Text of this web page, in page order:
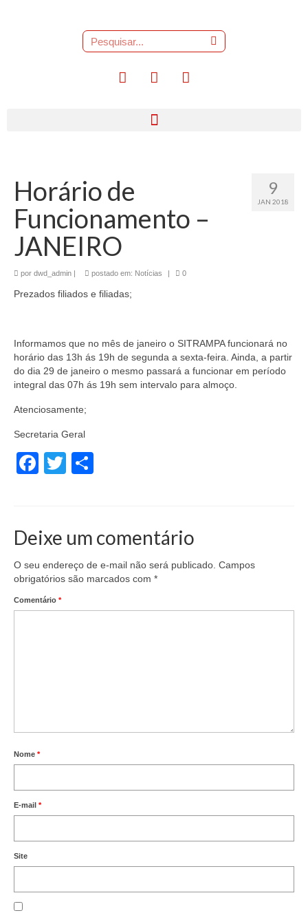
9
JAN 2018
Horário de
Funcionamento –
JANEIRO
por dwd_admin postado em: Notícias 0
Prezados filiados e filiadas;
Informamos que no mês de janeiro o SITRAMPA funcionará no
horário das 13h ás 19h de segunda a sexta-feira. Ainda, a partir
do dia 29 de janeiro o mesmo passará a funcionar em período
integral das 07h ás 19h sem intervalo para almoço.
Atenciosamente;
Secretaria Geral
Facebook
Twitter
Deixe um comentário
O seu endereço de e-mail não será publicado. Campos
obrigatórios são marcados com *
Comentário *
Nome *
E-mail *
Site